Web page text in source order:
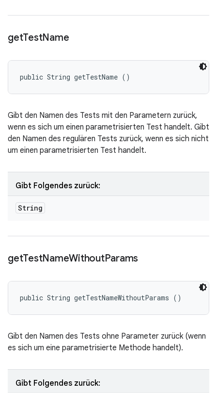
getTestName
public String getTestName ()
Gibt den Namen des Tests mit den Parametern zurück,
wenn es sich um einen parametrisierten Test handelt. Gibt
den Namen des regulären Tests zurück, wenn es sich nicht
um einen parametrisierten Test handelt.
Gibt Folgendes zurück:
String
getTestNameWithoutParams
public String getTestNameWithoutParams ()
Gibt den Namen des Tests ohne Parameter zurück (wenn
es sich um eine parametrisierte Methode handelt).
Gibt Folgendes zurück: